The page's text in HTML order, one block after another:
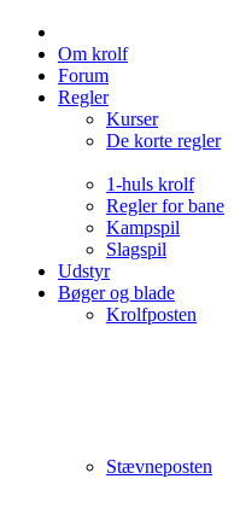
Om krolf
Forum
Regler
Kurser
De korte regler
1-huls krolf
Regler for bane
Kampspil
Slagspil
Udstyr
Bøger og blade
Krolfposten
Stævneposten